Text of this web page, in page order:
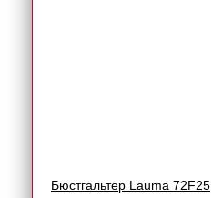
Бюстгальтер Lauma 72F25